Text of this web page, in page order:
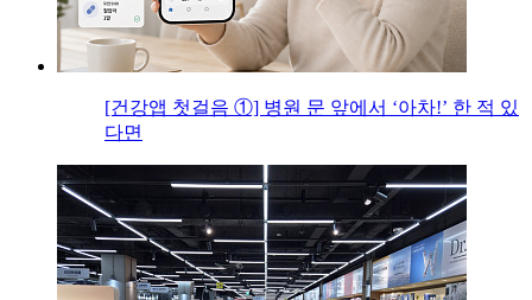
[건강앱 첫걸음 ①] 병원 문 앞에서 ‘아차!’ 한 적 있
다면